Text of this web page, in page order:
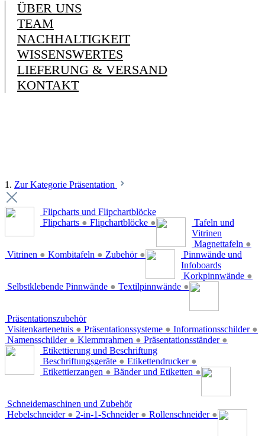
ÜBER UNS
TEAM
NACHHALTIGKEIT
WISSENSWERTES
LIEFERUNG & VERSAND
KONTAKT
1. Zur Kategorie Präsentation
Flipcharts und Flipchartblöcke
Flipcharts ● Flipchartblöcke ●
Tafeln und
Vitrinen
Magnettafeln ●
Vitrinen ● Kombitafeln ● Zubehör ●
Pinnwände und
Infoboards
Korkpinnwände ●
Selbstklebende Pinnwände ● Textilpinnwände ●
Präsentationszubehör
Visitenkartenetuis ● Präsentationssysteme ● Informationsschilder ●
Namensschilder ● Klemmrahmen ● Präsentationsständer ●
Etikettierung und Beschriftung
Beschriftungsgeräte ● Etikettendrucker ●
Etikettierzangen ● Bänder und Etiketten ●
Schneidemaschinen und Zubehör
Hebelschneider ● 2-in-1-Schneider ● Rollenschneider ●